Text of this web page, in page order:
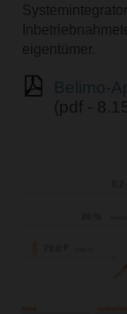
eigentümer.
(pdf -